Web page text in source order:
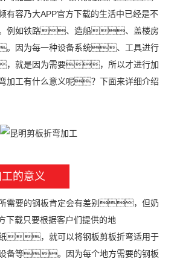
有容乃大APP官方下载的生活中已经是不
例如铁路、造船、盖楼房
因为每一种设备系统、工具进行
，就是因为需要，所以才进行加
工有什么意义呢？下面来详细介绍
的意义
需要的钢板肯定会有差别，但奶
下载只要根据客户们提供的地
，就可以将钢板剪板折弯适用于
等。因为每个地方需要的钢板